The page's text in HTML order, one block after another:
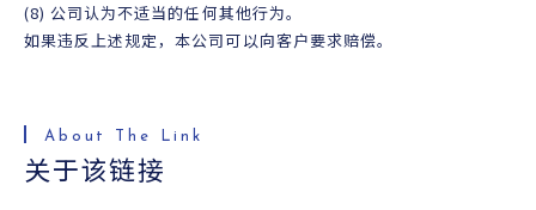
(8) 公司认为不适当的任何其他行为。
如果违反上述规定，本公司可以向客户要求赔偿。
关于该链接